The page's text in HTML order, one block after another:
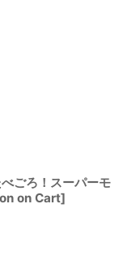
ごろ！スーパーモ
on Cart]